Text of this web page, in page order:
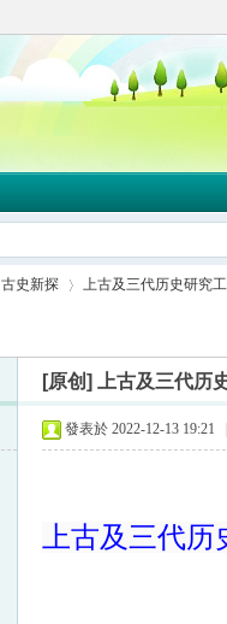
古史新探
›
上古及三代历史研究工
[原创] 上古及三代历
發表於 2022-12-13 19:21
上古及三代